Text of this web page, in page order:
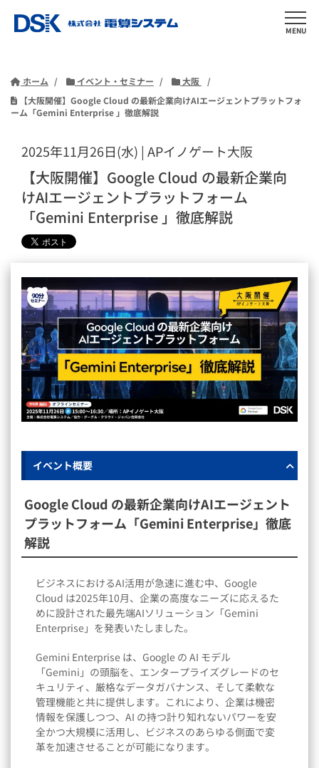
MENU
ホーム イベント・セミナー
大阪
【大阪開催】Google Cloud の最新企業向けAIエージェントプラットフォ
ーム「Gemini Enterprise 」徹底解説
2025年11月26日(水) | APイノゲート大阪
【大阪開催】Google Cloud の最新企業向
けAIエージェントプラットフォーム
「Gemini Enterprise 」徹底解説
イベント概要
Google Cloud の最新企業向けAIエージェント
プラットフォーム「Gemini Enterprise」徹底
解説
ビジネスにおけるAI活用が急速に進む中、Google
Cloud は2025年10月、企業の高度なニーズに応えるた
めに設計された最先端AIソリューション「Gemini
Enterprise」を発表いたしました。
Gemini Enterprise は、Google の AI モデル
「Gemini」の頭脳を、エンタープライズグレードのセ
キュリティ、厳格なデータガバナンス、そして柔軟な
管理機能と共に提供します。これにより、企業は機密
情報を保護しつつ、AI の持つ計り知れないパワーを安
全かつ大規模に活用し、ビジネスのあらゆる側面で変
革を加速させることが可能になります。